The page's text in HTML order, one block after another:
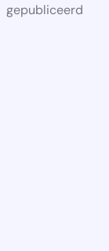
gepubliceerd